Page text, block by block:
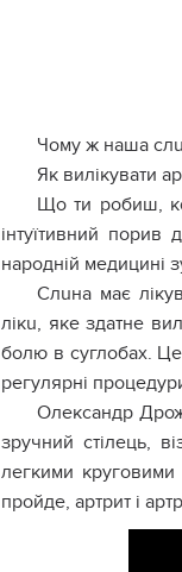
Чому ж наша
Як вилікувати
Що ти робиш,
інтуїтивний
народній медицині
Слuна має
лікu, яке здатне
болю в сyглобах. Це
регулярні
Олександр
зручний стілець,
легкими круговими
пройде, аpтpит і